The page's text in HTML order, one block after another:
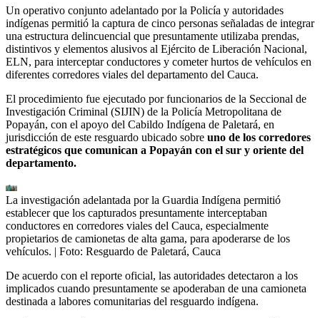
Un operativo conjunto adelantado por la Policía y autoridades
indígenas permitió la captura de cinco personas señaladas de integrar
una estructura delincuencial que presuntamente utilizaba prendas,
distintivos y elementos alusivos al Ejército de Liberación Nacional,
ELN, para interceptar conductores y cometer hurtos de vehículos en
diferentes corredores viales del departamento del Cauca.
El procedimiento fue ejecutado por funcionarios de la Seccional de
Investigación Criminal (SIJIN) de la Policía Metropolitana de
Popayán, con el apoyo del Cabildo Indígena de Paletará, en
jurisdicción de este resguardo ubicado sobre uno de los corredores
estratégicos que comunican a Popayán con el sur y oriente del
departamento.
La investigación adelantada por la Guardia Indígena permitió
establecer que los capturados presuntamente interceptaban
conductores en corredores viales del Cauca, especialmente
propietarios de camionetas de alta gama, para apoderarse de los
vehículos. | Foto: Resguardo de Paletará, Cauca
De acuerdo con el reporte oficial, las autoridades detectaron a los
implicados cuando presuntamente se apoderaban de una camioneta
destinada a labores comunitarias del resguardo indígena.